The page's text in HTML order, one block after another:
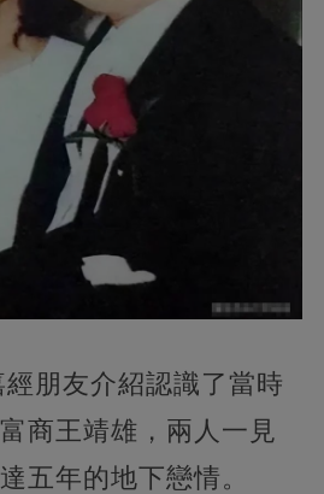
朋友介紹認識了當時
商王靖雄，兩人一見
五年的地下戀情。